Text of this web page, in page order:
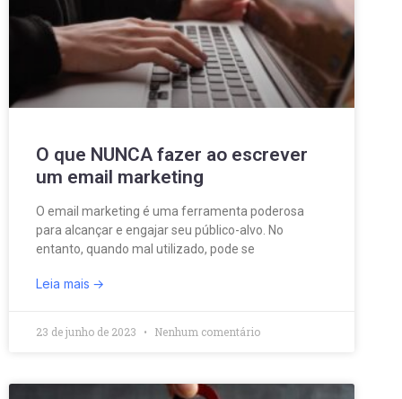
O que NUNCA fazer ao escrever
um email marketing
O email marketing é uma ferramenta poderosa
para alcançar e engajar seu público-alvo. No
entanto, quando mal utilizado, pode se
Leia mais
23 de junho de 2023 Nenhum comentário